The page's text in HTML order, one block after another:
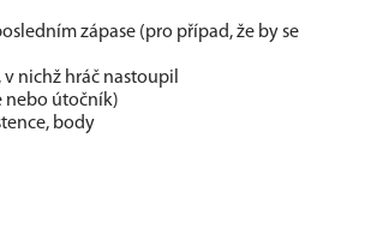
zápase (pro případ, že by se
v nichž hráč nastoupil
nebo útočník)
body